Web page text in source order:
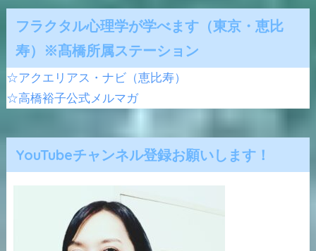
フラクタル心理学が学べます（東京・恵比
寿）※髙橋所属ステーション
☆アクエリアス・ナビ（恵比寿）
☆高橋裕子公式メルマガ
YouTubeチャンネル登録お願いします！